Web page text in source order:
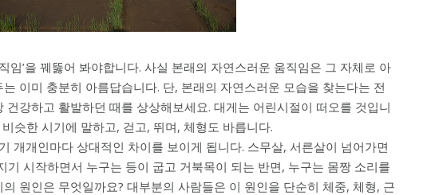
임’을 꿰뚫어 봐야합니다. 사실 본래의 자연스러운 움직임은 그 자체로 아
이미 충분히 아름답습니다. 단, 본래의 자연스러운 모습을 찾는다는 전
건강하고 활발하던 때를 상상해보세요. 대게는 어린시절이 떠오를 것입니
슷한 시기에 말하고, 걷고, 뛰며, 체형도 바릅니다.
개개인마다 상대적인 차이를 보이게 됩니다. 스무살, 서른살이 넘어가면
기 시작하면서 누구는 등이 굽고 거북목이 되는 반면, 누구는 몸짱 소리를
원인은 무엇일까요? 대부분의 사람들은 이 원인을 단순히 체중, 체형, 근